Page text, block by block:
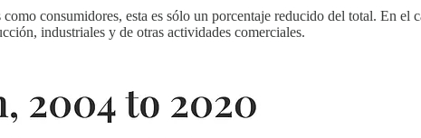
consumidores, esta es sólo un porcentaje reducido del total. En el
industriales y de otras actividades comerciales.